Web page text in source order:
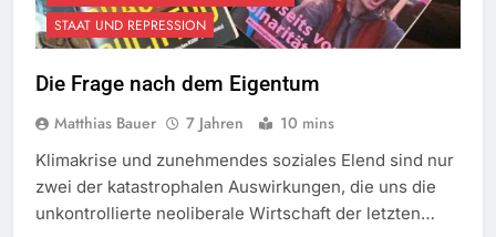
STAAT UND REPRESSION
Die Frage nach dem Eigentum
Matthias Bauer 7 Jahren 10 mins
Klimakrise und zunehmendes soziales Elend sind nur
zwei der katastrophalen Auswirkungen, die uns die
unkontrollierte neoliberale Wirtschaft der letzten…